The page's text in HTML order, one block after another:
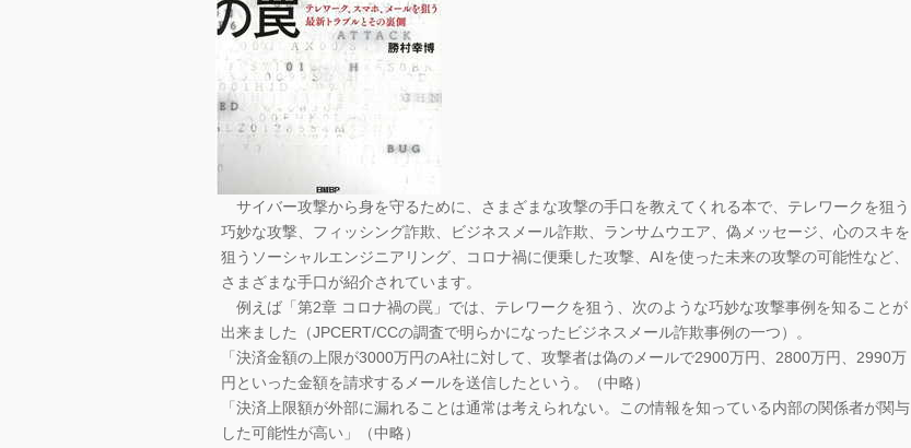
サイバー攻撃から身を守るために、さまざまな攻撃の手口を教えてくれる本で、テレワークを狙う
巧妙な攻撃、フィッシング詐欺、ビジネスメール詐欺、ランサムウエア、偽メッセージ、心のスキを
狙うソーシャルエンジニアリング、コロナ禍に便乗した攻撃、AIを使った未来の攻撃の可能性など、
さまざまな手口が紹介されています。
例えば「第2章 コロナ禍の罠」では、テレワークを狙う、次のような巧妙な攻撃事例を知ることが
出来ました（JPCERT/CCの調査で明らかになったビジネスメール詐欺事例の一つ）。
「決済金額の上限が3000万円のA社に対して、攻撃者は偽のメールで2900万円、2800万円、2990万
円といった金額を請求するメールを送信したという。（中略）
「決済上限額が外部に漏れることは通常は考えられない。この情報を知っている内部の関係者が関与
した可能性が高い」（中略）